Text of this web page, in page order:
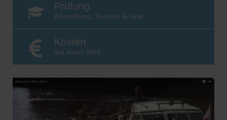
Prüfung
Anmeldung, Termine & Orte
Kosten
auf einen Blick